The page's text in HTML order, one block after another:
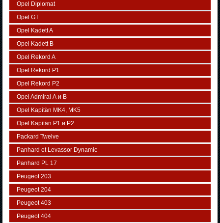
Opel Diplomat
Opel GT
Opel Kadett A
Opel Kadett B
Opel Rekord A
Opel Rekord P1
Opel Rekord P2
Opel Admiral А и В
Opel Kapitän MK4, MK5
Opel Kapitän P1 и P2
Packard Twelve
Panhard et Levassor Dynamic
Panhard PL 17
Peugeot 203
Peugeot 204
Peugeot 403
Peugeot 404